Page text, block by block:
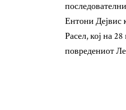
Ентони Дејвис
Расел, кој на
повредениот